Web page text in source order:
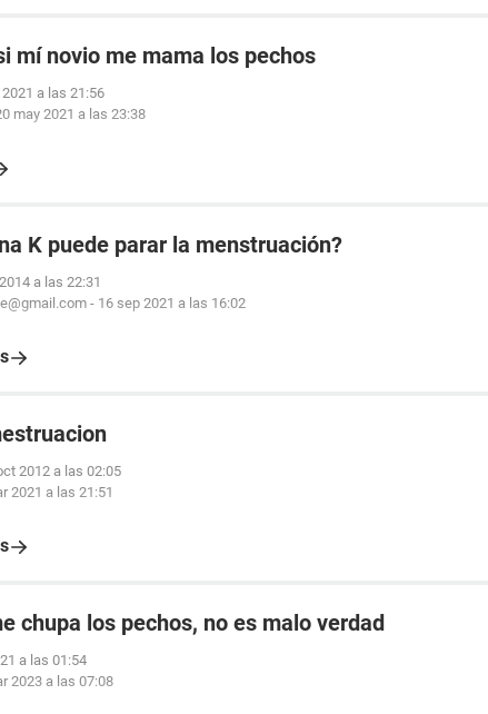
mí novio me mama los pechos
a las 21:56
may 2021 a las 23:38
K puede parar la menstruación?
a las 22:31
- 16 sep 2021 a las 16:02
2012 a las 02:05
2021 a las 21:51
chupa los pechos, no es malo verdad
a las 01:54
2023 a las 07:08